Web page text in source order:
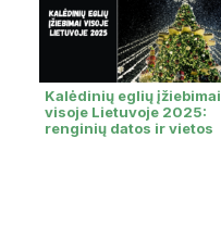
Kalėdinių eglių įžiebimai
visoje Lietuvoje 2025:
renginių datos ir vietos